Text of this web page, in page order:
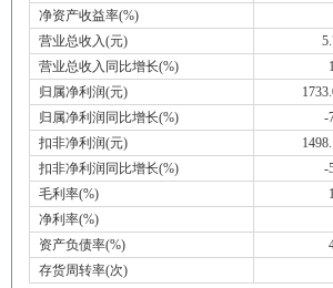
净资产收益率(%)
营业总收入(元)
营业总收入同比增长(%)
归属净利润(元)
归属净利润同比增长(%)
-
扣非净利润(元)
扣非净利润同比增长(%)
-
毛利率(%)
净利率(%)
资产负债率(%)
存货周转率(次)